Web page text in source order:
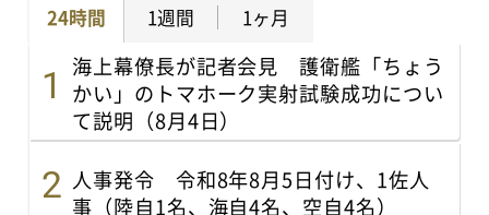
24時間 1週間 1ヶ月
海上幕僚長が記者会見 護衛艦「ちょう
かい」のトマホーク実射試験成功につい
て説明（8月4日）
人事発令 令和8年8月5日付け、1佐人
事（陸自1名、海自4名、空自4名）